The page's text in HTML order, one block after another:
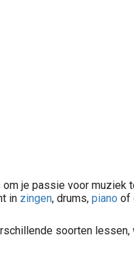
je passie voor
in zingen, drums, piano of
soorten